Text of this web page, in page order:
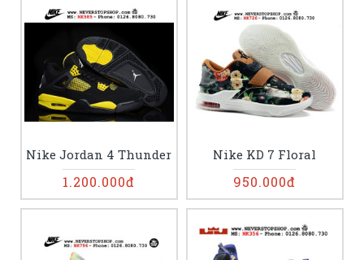
Nike Jordan 4 Thunder
1.200.000đ
Nike KD 7 Floral
950.000đ